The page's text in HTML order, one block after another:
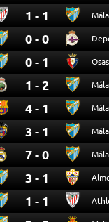
1 - 1
0 - 0
0 - 1
1 - 2
4 - 1
3 - 1
7 - 0
3 - 1
1 - 1